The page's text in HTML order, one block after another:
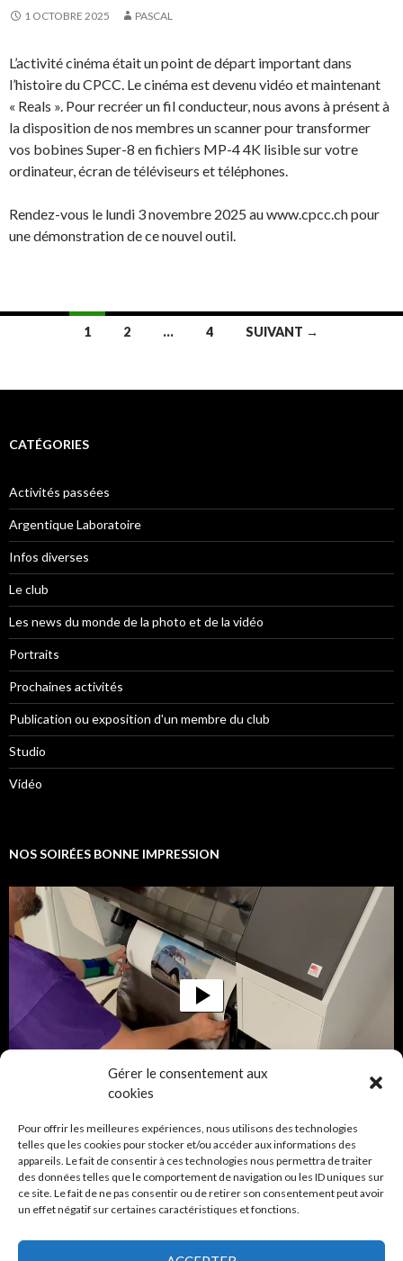
Gérer le consentement aux
cookies
Pour offrir les meilleures expériences, nous utilisons des technologies
telles que les cookies pour stocker et/ou accéder aux informations des
appareils. Le fait de consentir à ces technologies nous permettra de traiter
des données telles que le comportement de navigation ou les ID uniques sur
ce site. Le fait de ne pas consentir ou de retirer son consentement peut avoir
un effet négatif sur certaines caractéristiques et fonctions.
1 OCTOBRE 2025 PASCAL
L’activité cinéma était un point de départ important dans
l’histoire du CPCC. Le cinéma est devenu vidéo et maintenant
« Reals ». Pour recréer un fil conducteur, nous avons à présent à
la disposition de nos membres un scanner pour transformer
vos bobines Super-8 en fichiers MP-4 4K lisible sur votre
ordinateur, écran de téléviseurs et téléphones.
Rendez-vous le lundi 3 novembre 2025 au www.cpcc.ch pour
une démonstration de ce nouvel outil.
Navigation
articles
1 2 … 4 SUIVANT →
CATÉGORIES
Activités passées
Argentique Laboratoire
Infos diverses
Le club
Les news du monde de la photo et de la vidéo
Portraits
Prochaines activités
Publication ou exposition d'un membre du club
Studio
Vidéo
NOS SOIRÉES BONNE IMPRESSION
Lecteur
vidéo
CRÉDITS
Avec le soutien de la Ville de Carouge